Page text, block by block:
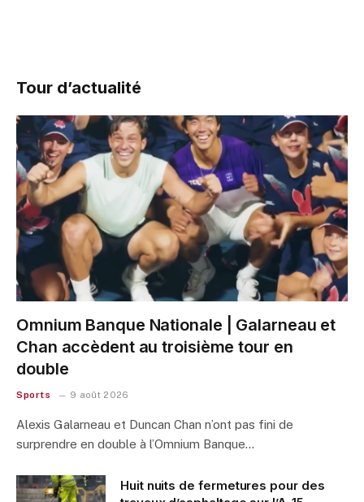
Tour d’actualité
Omnium Banque Nationale | Galarneau et
Chan accèdent au troisième tour en
double
Sports 9 août 2026
Alexis Galarneau et Duncan Chan n’ont pas fini de
surprendre en double à l’Omnium Banque…
Huit nuits de fermetures pour des